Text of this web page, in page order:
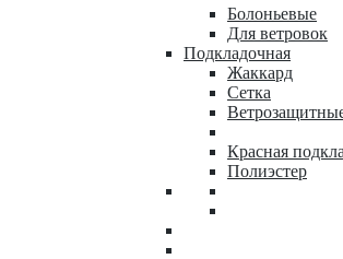
Болоньевые
Для ветровок
Подкладочная
Жаккард
Сетка
Красная
Полиэстер